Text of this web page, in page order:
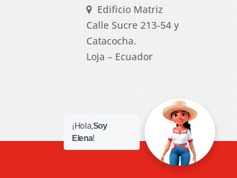
Edificio Matriz
Calle Sucre 213-54 y
Catacocha.
Loja – Ecuador
¡Hola,Soy
Elena!